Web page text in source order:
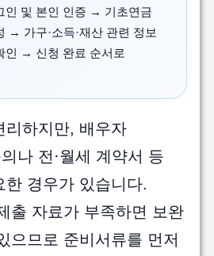
인 및 본인 인증 → 기초연금
→ 가구·소득·재산 관련 정보
인 → 신청 완료 순서로
리하지만, 배우자
나 전·월세 계약서 등
한 경우가 있습니다.
출 자료가 부족하면 보완
으므로 준비서류를 먼저